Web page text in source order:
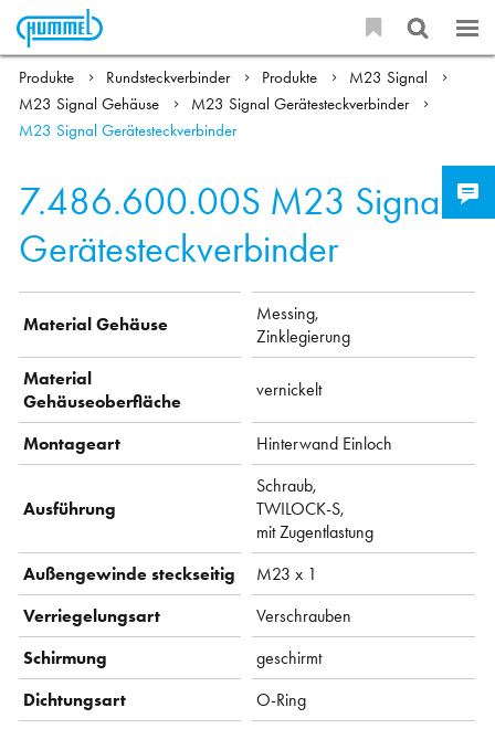
Produkte Rundsteckverbinder Produkte
M23 Signal
M23 Signal Gehäuse
M23 Signal Gerätesteckverbinder
M23 Signal Gerätesteckverbinder
7.486.600.00S M23 Signal
Gerätesteckverbinder
Material Gehäuse
Messing,
Zinklegierung
Material
Gehäuseoberfläche
vernickelt
Montageart Hinterwand Einloch
Ausführung
Schraub,
TWILOCK-S,
mit Zugentlastung
Außengewinde steckseitig
M23 x 1
Verriegelungsart
Verschrauben
Schirmung
geschirmt
Dichtungsart
O-Ring